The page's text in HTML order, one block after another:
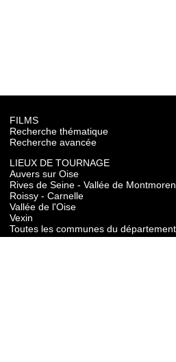
FILMS
Recherche thématique
Recherche avancée
LIEUX DE TOURNAGE
Auvers sur Oise
Rives de Seine - Vallée de
Roissy - Carnelle
Vallée de l'Oise
Vexin
Toutes les communes du département